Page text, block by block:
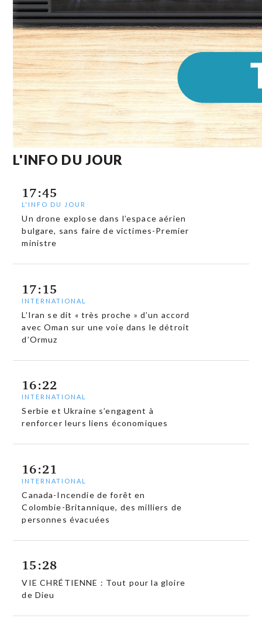
L'INFO DU JOUR
17:45
L'INFO DU JOUR
Un drone explose dans l’espace aérien
bulgare, sans faire de victimes-Premier
ministre
17:15
INTERNATIONAL
L’Iran se dit « très proche » d’un accord
avec Oman sur une voie dans le détroit
d’Ormuz
16:22
INTERNATIONAL
Serbie et Ukraine s’engagent à
renforcer leurs liens économiques
16:21
INTERNATIONAL
Canada-Incendie de forêt en
Colombie-Britannique, des milliers de
personnes évacuées
15:28
VIE CHRÉTIENNE : Tout pour la gloire
de Dieu